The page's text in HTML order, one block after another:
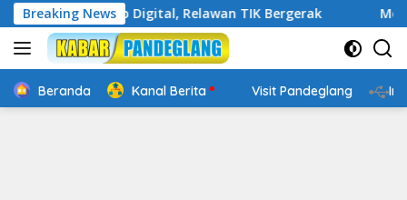
Langsung
ke
konten
Breaking News
Cakap Digital, Relawan TIK Bergerak Mengenal
Beranda Kanal Berita Visit Pandeglang